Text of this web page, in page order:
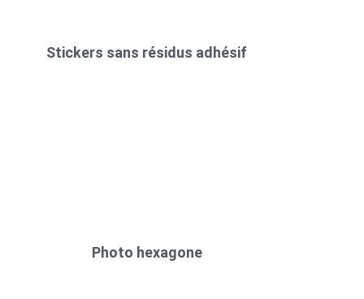
Stickers sans résidus adhésif
Photo hexagone